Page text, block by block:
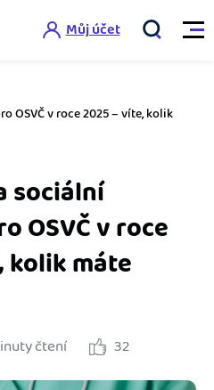
Můj účet
OSVČ v roce 2025 – víte, kolik
sociální
OSVČ v roce
kolik máte
čtení 32